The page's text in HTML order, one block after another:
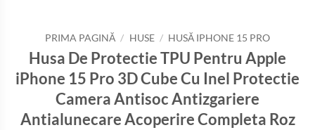
PRIMA PAGINĂ / HUSE / HUSĂ IPHONE 15 PRO
Husa De Protectie TPU Pentru Apple
iPhone 15 Pro 3D Cube Cu Inel Protectie
Camera Antisoc Antizgariere
Antialunecare Acoperire Completa Roz